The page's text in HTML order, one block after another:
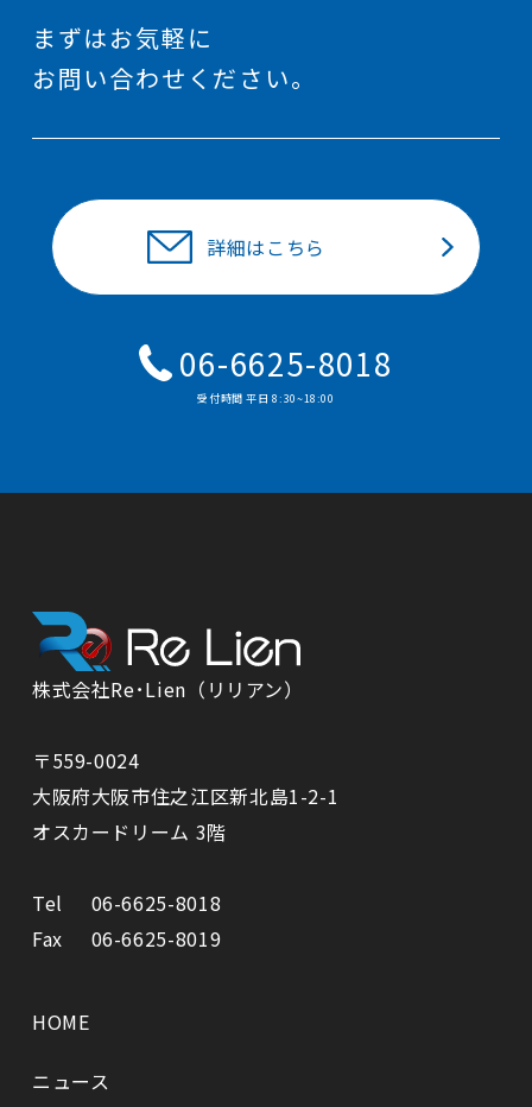
まずはお気軽に
お問い合わせください。
詳細はこちら
06-6625-8018
受付時間 平⽇ 8:30~18:00
株式会社Re･Lien（リリアン）
〒559-0024
⼤阪府⼤阪市住之江区新北島1-2-1
オスカードリーム 3階
Tel
06-6625-8018
Fax
06-6625-8019
HOME
ニュース